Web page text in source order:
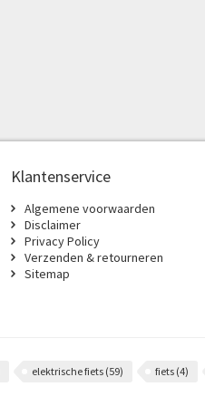
Klantenservice
Algemene voorwaarden
Disclaimer
Privacy Policy
Verzenden & retourneren
Sitemap
elektrische fiets (59) fiets (4)